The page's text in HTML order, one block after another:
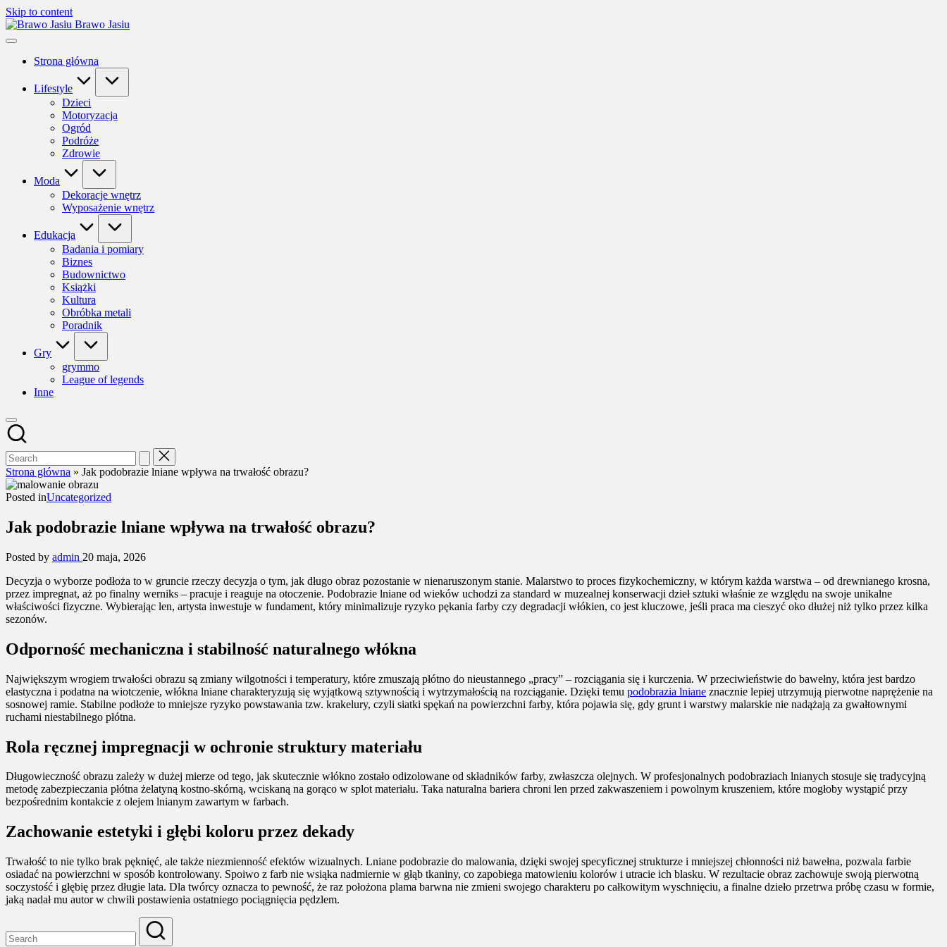
Skip to content
Brawo Jasiu
Strona główna
Lifestyle
Dzieci
Motoryzacja
Ogród
Podróże
Zdrowie
Moda
Dekoracje wnętrz
Wyposażenie wnętrz
Edukacja
Badania i pomiary
Biznes
Budownictwo
Książki
Kultura
Obróbka metali
Poradnik
Gry
grymmo
League of legends
Inne
Strona główna » Jak podobrazie lniane wpływa na trwałość obrazu?
Posted inUncategorized
Jak podobrazie lniane wpływa na trwałość obrazu?
Posted by admin 20 maja, 2026
Decyzja o wyborze podłoża to w gruncie rzeczy decyzja o tym, jak długo obraz pozostanie w nienaruszonym stanie. Malarstwo to proces fizykochemiczny, w którym każda warstwa – od drewnianego krosna,
przez impregnat, aż po finalny werniks – pracuje i reaguje na otoczenie. Podobrazie lniane od wieków uchodzi za standard w muzealnej konserwacji dzieł sztuki właśnie ze względu na swoje unikalne
właściwości fizyczne. Wybierając len, artysta inwestuje w fundament, który minimalizuje ryzyko pękania farby czy degradacji włókien, co jest kluczowe, jeśli praca ma cieszyć oko dłużej niż tylko przez kilka
sezonów.
Odporność mechaniczna i stabilność naturalnego włókna
Największym wrogiem trwałości obrazu są zmiany wilgotności i temperatury, które zmuszają płótno do nieustannego „pracy” – rozciągania się i kurczenia. W przeciwieństwie do bawełny, która jest bardzo
elastyczna i podatna na wiotczenie, włókna lniane charakteryzują się wyjątkową sztywnością i wytrzymałością na rozciąganie. Dzięki temu podobrazia lniane znacznie lepiej utrzymują pierwotne naprężenie na
sosnowej ramie. Stabilne podłoże to mniejsze ryzyko powstawania tzw. krakelury, czyli siatki spękań na powierzchni farby, która pojawia się, gdy grunt i warstwy malarskie nie nadążają za gwałtownymi
ruchami niestabilnego płótna.
Rola ręcznej impregnacji w ochronie struktury materiału
Długowieczność obrazu zależy w dużej mierze od tego, jak skutecznie włókno zostało odizolowane od składników farby, zwłaszcza olejnych. W profesjonalnych podobraziach lnianych stosuje się tradycyjną
metodę zabezpieczania płótna żelatyną kostno-skórną, wciskaną na gorąco w splot materiału. Taka naturalna bariera chroni len przed zakwaszeniem i powolnym kruszeniem, które mogłoby wystąpić przy
bezpośrednim kontakcie z olejem lnianym zawartym w farbach.
Zachowanie estetyki i głębi koloru przez dekady
Trwałość to nie tylko brak pęknięć, ale także niezmienność efektów wizualnych. Lniane podobrazie do malowania, dzięki swojej specyficznej strukturze i mniejszej chłonności niż bawełna, pozwala farbie
osiadać na powierzchni w sposób kontrolowany. Spoiwo z farb nie wsiąka nadmiernie w głąb tkaniny, co zapobiega matowieniu kolorów i utracie ich blasku. W rezultacie obraz zachowuje swoją pierwotną
soczystość i głębię przez długie lata. Dla twórcy oznacza to pewność, że raz położona plama barwna nie zmieni swojego charakteru po całkowitym wyschnięciu, a finalne dzieło przetrwa próbę czasu w formie,
jaką nadał mu autor w chwili postawienia ostatniego pociągnięcia pędzlem.